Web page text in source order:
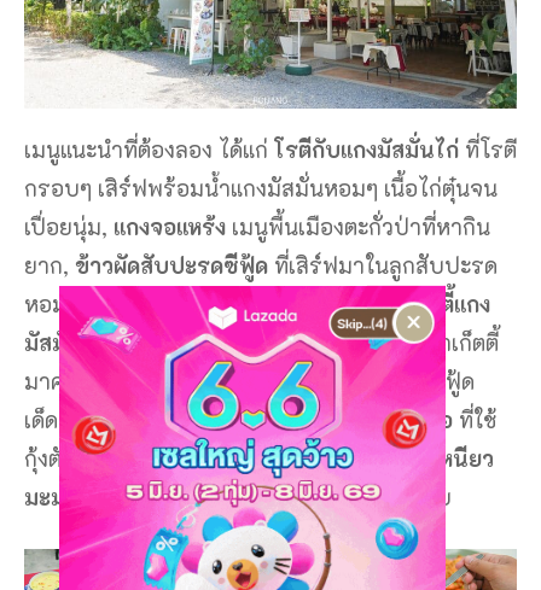
เมนูแนะนำที่ต้องลอง ได้แก่ โรตีกับแกงมัสมั่นไก่ ที่โรตี
กรอบๆ เสิร์ฟพร้อมน้ำแกงมัสมั่นหอมๆ เนื้อไก่ตุ๋นจน
เปื่อยนุ่ม, แกงจอแหร้ง เมนูพื้นเมืองตะกั่วป่าที่หากิน
ยาก, ข้าวผัดสับปะรดซีฟู้ด ที่เสิร์ฟมาในลูกสับปะรด
หอมเครื่องเทศและรสชาติกลมกล่อม,สปาเก็ตตี้แกง
มัสมั่นไก่เมนูใหม่ของทางร้านที่นำเอาเส้นสปาเก็ตตี้
มาคลุกเคล้ากับซอสมัสมั่นสุดเข้มข้น และเมนูซีฟู้ด
เด็ดๆ อย่างกุ้งซอสมะขามและกุ้งผัดพริกเกลือ ที่ใช้
กุ้งตัวโตๆ ผัดจนหอมกระทะ ตบท้ายด้วยข้าวเหนียว
มะม่วง
ของหวานสุดคลาสสิกที่ใครๆ ก็ต้องชอบ
×